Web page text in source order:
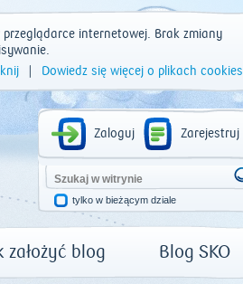
internetowej. Brak zmiany
Dowiedz się więcej o plikach cookies
Zaloguj Zarejestruj
tylko w bieżącym dziale
założyć blog Blog SKO